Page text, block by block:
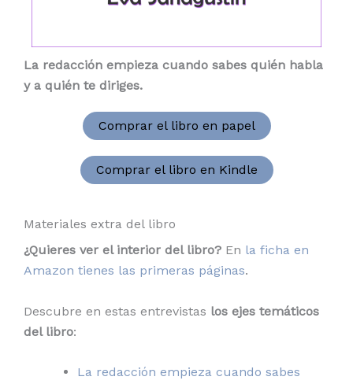
La redacción empieza cuando sabes quién habla
y a quién te diriges.
Comprar el libro en papel
Comprar el libro en Kindle
Materiales extra del libro
¿Quieres ver el interior del libro? En la ficha en
Amazon tienes las primeras páginas.
Descubre en estas entrevistas los ejes temáticos
del libro:
La redacción empieza cuando sabes